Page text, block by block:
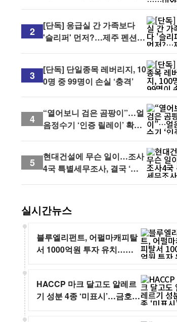
2
[단독] 응급실 간 가족보다
'슬리퍼' 먼저?…제주 펜션
3
[단독] 단일종목 레버리지, 10
0명 중 99명이 손실 ‘충격’
4
“열어보니 검은 곰팡이”…얼
음정수기 ‘인증 릴레이’ 확산,
5
현대건설에 무슨 일이…조사
4국 특별세무조사, 결국 ‘형
실시간뉴스
블루엘리펀트, 어펄마캐피탈
서 1000억원 투자 유치…글
HACCP 마크 달고도 알레르
기 성분 4종 ‘미표시’…금호제